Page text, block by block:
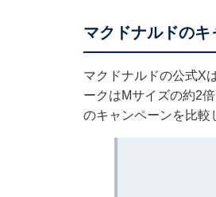
マクドナルドのキ
マクドナルドの公式X
ークはMサイズの約2
のキャンペーンを比較